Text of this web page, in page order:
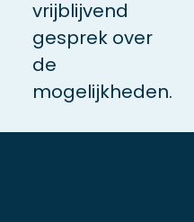
vrijblijvend
gesprek over
de
mogelijkheden.